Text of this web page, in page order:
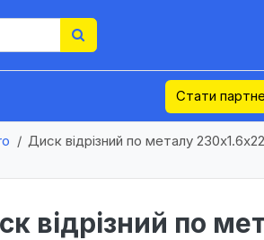
Стати
Диск відрізний по металу
відрізний по